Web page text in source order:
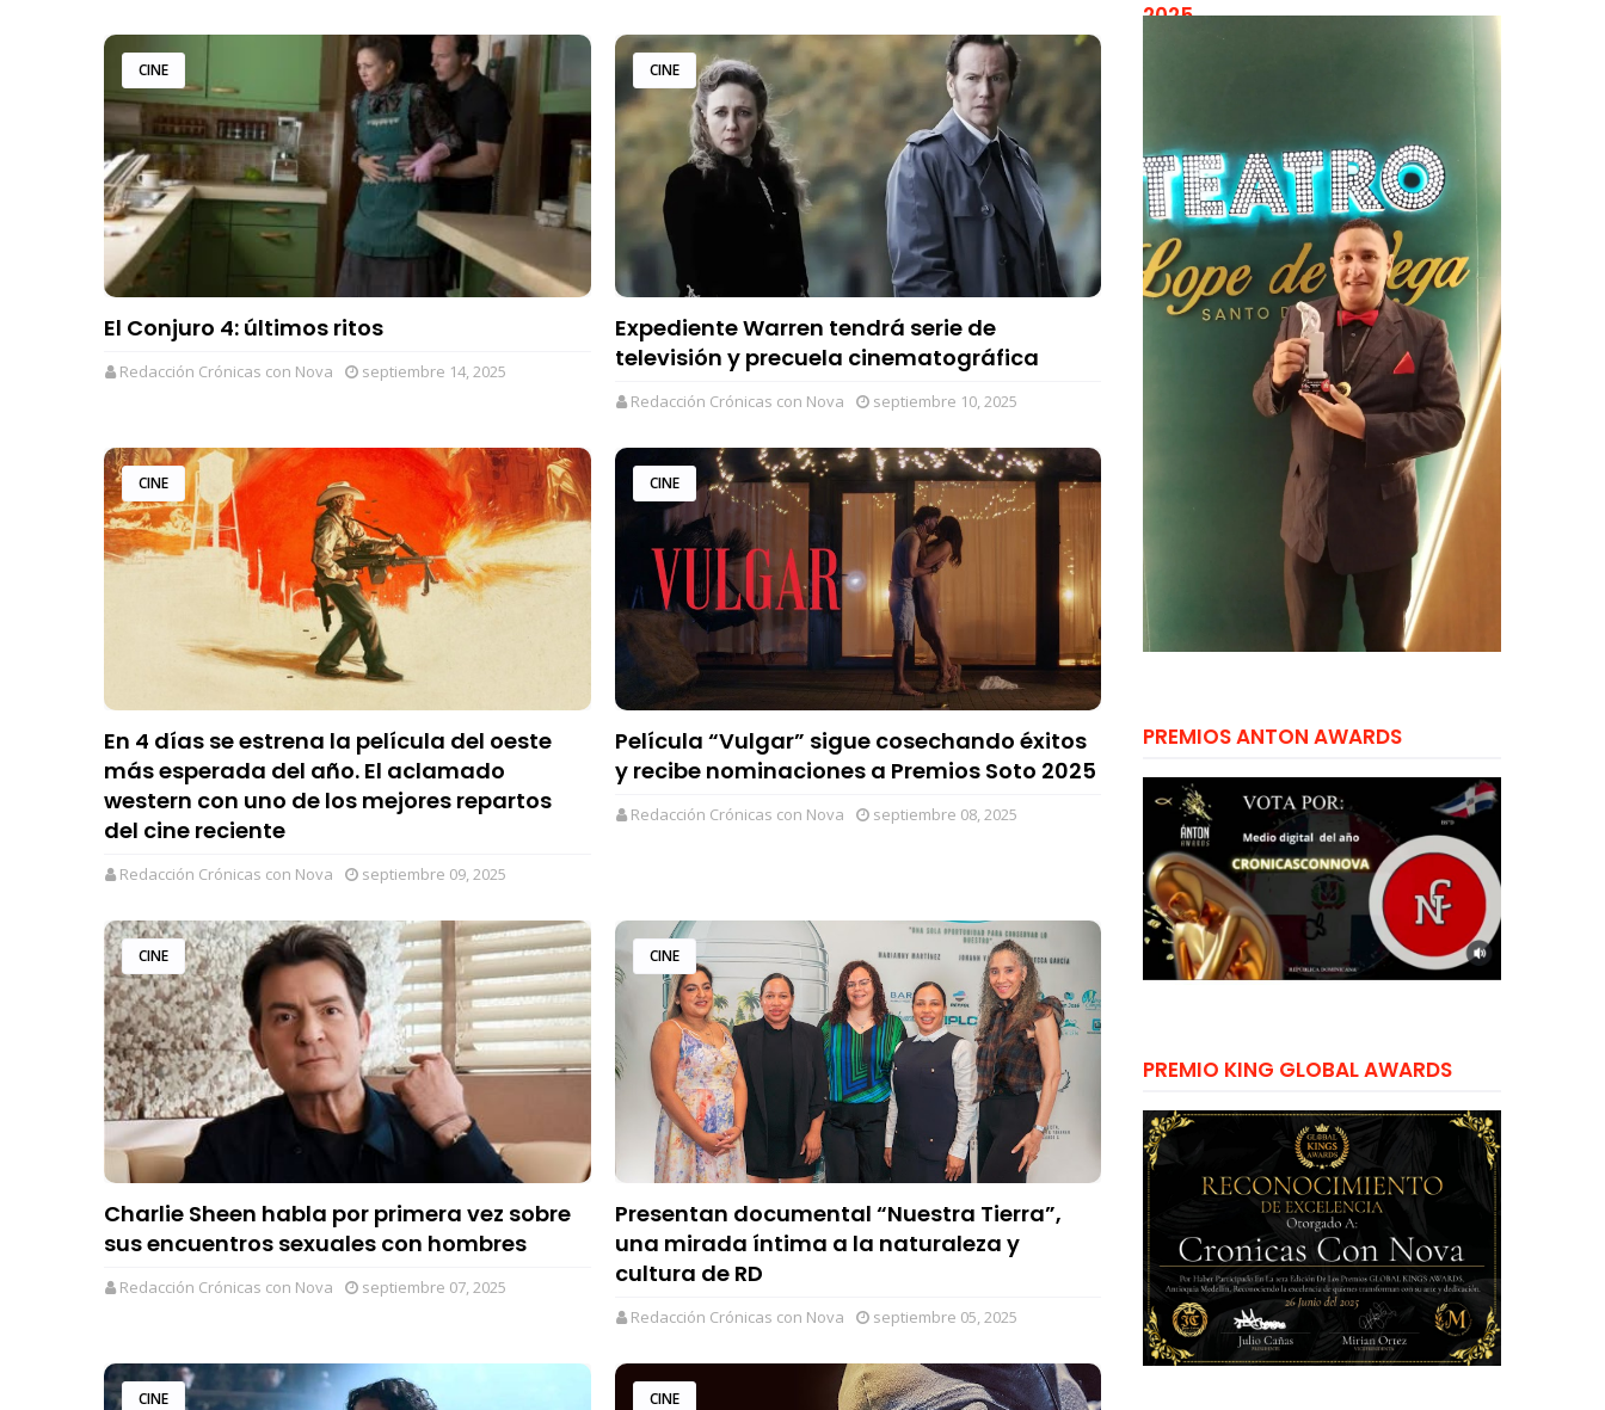
CINE
El Conjuro 4: últimos ritos
Redacción Crónicas con Nova septiembre 14, 2025
CINE
Expediente Warren tendrá serie de
televisión y precuela cinematográfica
Redacción Crónicas con Nova septiembre 10, 2025
CINE
En 4 días se estrena la película del oeste
más esperada del año. El aclamado
western con uno de los mejores repartos
del cine reciente
Redacción Crónicas con Nova septiembre 09, 2025
CINE
Película “Vulgar” sigue cosechando éxitos
y recibe nominaciones a Premios Soto 2025
Redacción Crónicas con Nova septiembre 08, 2025
CINE
Charlie Sheen habla por primera vez sobre
sus encuentros sexuales con hombres
Redacción Crónicas con Nova septiembre 07, 2025
CINE
Presentan documental “Nuestra Tierra”,
una mirada íntima a la naturaleza y
cultura de RD
Redacción Crónicas con Nova septiembre 05, 2025
CINE CINE
2025
PREMIOS ANTON AWARDS
PREMIO KING GLOBAL AWARDS